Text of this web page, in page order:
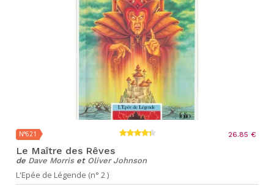
N°621 26.85 €
Le Maître des Rêves
de Dave Morriset Oliver Johnson
L'Epée de Légende (n° 2 )